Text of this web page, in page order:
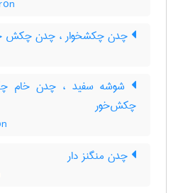
چدن چکشخوار ، چدن چکش
شوشه سفید ، چدن خام
چکش‌خور
چدن منگنز دار